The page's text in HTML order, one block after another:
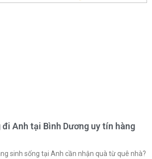
đi Anh tại Bình Dương uy tín hàng
sinh sống tại Anh cần nhận quà từ quê nhà?